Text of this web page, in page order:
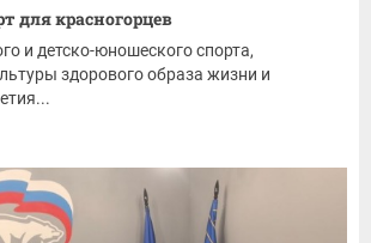
для красногорцев
и детско-юношеского спорта,
здорового образа жизни и